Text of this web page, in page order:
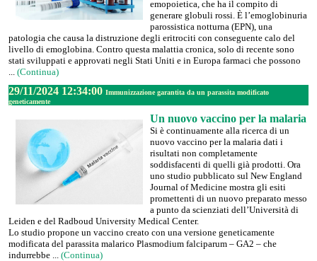
emopoietica, che ha il compito di
generare globuli rossi. È l’emoglobinuria
parossistica notturna (EPN), una
patologia che causa la distruzione degli eritrociti con conseguente calo del
livello di emoglobina. Contro questa malattia cronica, solo di recente sono
stati sviluppati e approvati negli Stati Uniti e in Europa farmaci che possono
... (Continua)
29/11/2024 12:34:00 Immunizzazione garantita da un parassita modificato
geneticamente
Un nuovo vaccino per la malaria
Si è continuamente alla ricerca di un
nuovo vaccino per la malaria dati i
risultati non completamente
soddisfacenti di quelli già prodotti. Ora
uno studio pubblicato sul New England
Journal of Medicine mostra gli esiti
promettenti di un nuovo preparato messo
a punto da scienziati dell’Università di
Leiden e del Radboud University Medical Center.
Lo studio propone un vaccino creato con una versione geneticamente
modificata del parassita malarico Plasmodium falciparum – GA2 – che
indurrebbe ... (Continua)